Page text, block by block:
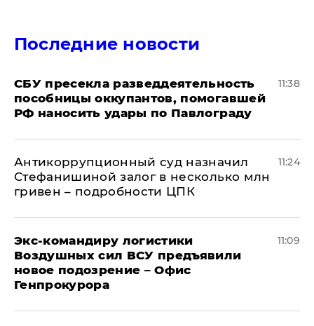
Последние новости
СБУ пресекла разведдеятельность
пособницы оккупантов, помогавшей
РФ наносить удары по Павлограду
11:38
Антикоррупционный суд назначил
Стефанишиной залог в несколько млн
гривен – подробности ЦПК
11:24
Экс-командиру логистики
Воздушных сил ВСУ предъявили
новое подозрение – Офис
Генпрокурора
11:09